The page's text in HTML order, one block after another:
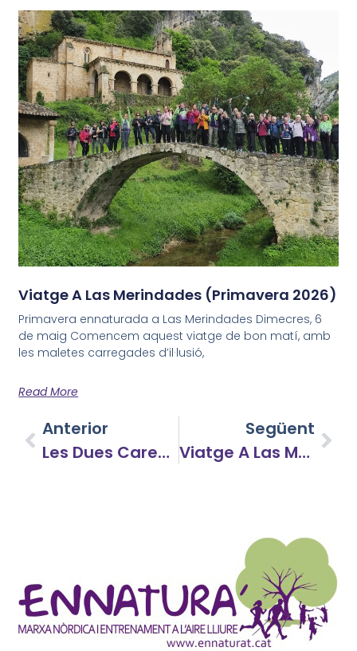
Viatge A Las Merindades (Primavera 2026)
Primavera ennaturada a Las Merindades Dimecres, 6
de maig Comencem aquest viatge de bon matí, amb
les maletes carregades d’il·lusió,
Read More
Anterior
Les Dues Cares Del Priorat
Següent
Viatge A Las Merindades (Primavera 2026)